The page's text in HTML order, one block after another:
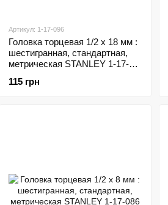
Артикул: 1-17-096
Головка торцевая 1/2 х 18 мм :
шестигранная, стандартная,
метрическая STANLEY 1-17-
115 грн